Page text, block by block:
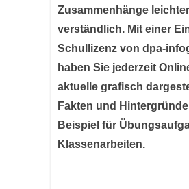
Zusammenhänge leichter
verständlich. Mit einer
Schullizenz von dpa-
haben Sie jederzeit
aktuelle grafisch
Fakten und
Beispiel für
Klassenarbeiten.